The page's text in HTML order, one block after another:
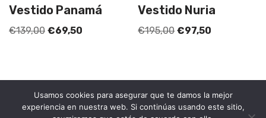
Vestido Panamá
€139,00 €69,50
Vestido Nuria
€195,00 €97,50
Usamos cookies para asegurar que te damos la mejor
experiencia en nuestra web. Si continúas usando este sitio,